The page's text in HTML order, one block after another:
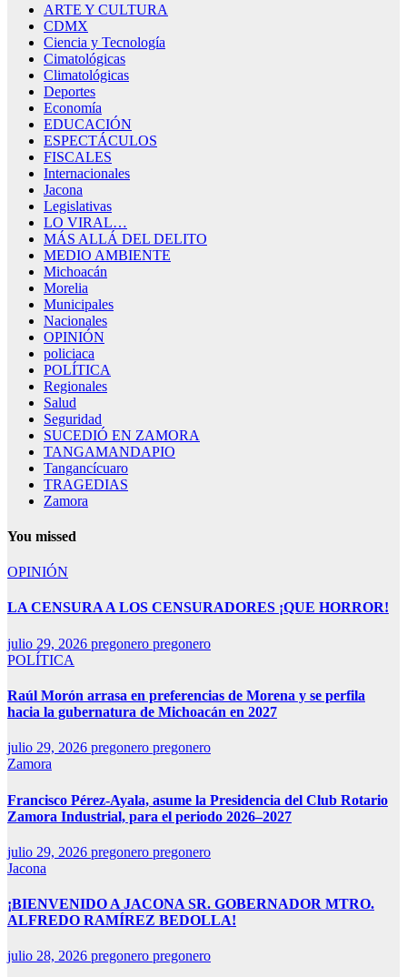
ARTE Y CULTURA
CDMX
Ciencia y Tecnología
Cimatológicas
Climatológicas
Deportes
Economía
EDUCACIÓN
ESPECTÁCULOS
FISCALES
Internacionales
Jacona
Legislativas
LO VIRAL…
MÁS ALLÁ DEL DELITO
MEDIO AMBIENTE
Michoacán
Morelia
Municipales
Nacionales
OPINIÓN
policiaca
POLÍTICA
Regionales
Salud
Seguridad
SUCEDIÓ EN ZAMORA
TANGAMANDAPIO
Tangancícuaro
TRAGEDIAS
Zamora
You missed
OPINIÓN
LA CENSURA A LOS CENSURADORES ¡QUE HORROR!
julio 29, 2026 pregonero pregonero
POLÍTICA
Raúl Morón arrasa en preferencias de Morena y se perfila
hacia la gubernatura de Michoacán en 2027
julio 29, 2026 pregonero pregonero
Zamora
Francisco Pérez-Ayala, asume la Presidencia del Club Rotario
Zamora Industrial, para el periodo 2026–2027
julio 29, 2026 pregonero pregonero
Jacona
¡BIENVENIDO A JACONA SR. GOBERNADOR MTRO.
ALFREDO RAMÍREZ BEDOLLA!
julio 28, 2026 pregonero pregonero